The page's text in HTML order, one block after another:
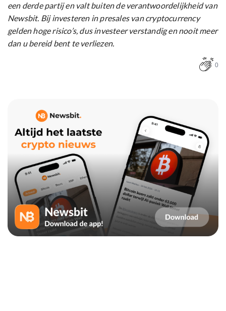
een derde partij en valt buiten de verantwoordelijkheid van
Newsbit. Bij investeren in presales van cryptocurrency
gelden hoge risico’s, dus investeer verstandig en nooit meer
dan u bereid bent te verliezen.
0